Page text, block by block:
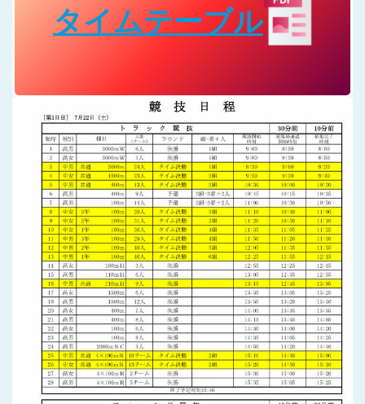
タイムテーブル